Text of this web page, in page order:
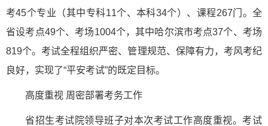
考45个专业（其中专科11个、本科34个）、课程267门。全
省设考点49个、考场1004个，其中哈尔滨市考点37个、考场
819个。考试全程组织严密、管理规范、保障有力，考风考纪
良好，实现了“平安考试”的既定目标。
高度重视 周密部署考务工作
省招生考试院领导班子对本次考试工作高度重视。考试